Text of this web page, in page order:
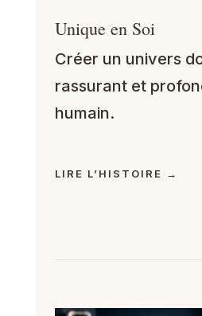
Unique en Soi
Créer un univers
rassurant et
humain.
LIRE L’HISTOIRE →